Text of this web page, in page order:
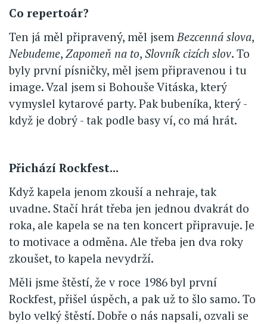
Co repertoár?
Ten já měl připravený, měl jsemBezcenná slova,
Nebudeme, Zapomeň na to, Slovník cizích slov. To
byly první písničky, měl jsem připravenou i tu
image. Vzal jsem si Bohouše Vitáska, který
vymyslel kytarové party. Pak bubeníka, který -
když je dobrý - tak podle basy ví, co má hrát.
Přichází Rockfest...
Když kapela jenom zkouší a nehraje, tak
uvadne. Stačí hrát třeba jen jednou dvakrát do
roka, ale kapela se na ten koncert připravuje. Je
to motivace a odměna. Ale třeba jen dva roky
zkoušet, to kapela nevydrží.
Měli jsme štěstí, že v roce 1986 byl první
Rockfest, přišel úspěch, a pak už to šlo samo. To
bylo velký štěstí. Dobře o nás napsali, ozvali se